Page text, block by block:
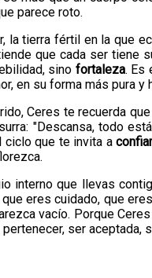
parece roto.
la tierra fértil en la que
que cada ser tiene
sino fortaleza. Es
en su forma más pura y
Ceres te recuerda
"Descansa, todo
ciclo que te invita a
interno que llevas
eres cuidado, que
vacío. Porque
ser aceptada,